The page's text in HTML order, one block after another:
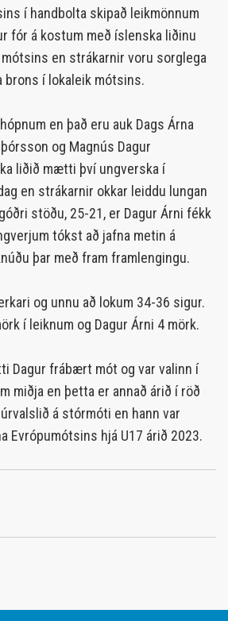
í handbolta skipað leikmönnum
fór á kostum með íslenska liðinu
en strákarnir voru sorglega
í lokaleik mótsins.
en það eru auk Dags Árna
og Magnús Dagur
liðið mætti því ungverska í
en strákarnir okkar leiddu lungan
stöðu, 25-21, er Dagur Árni fékk
tókst að jafna metin á
þar með fram framlengingu.
og unnu að lokum 34-36 sigur.
í leiknum og Dagur Árni 4 mörk.
Dagur frábært mót og var valinn í
miðja en þetta er annað árið í röð
á stórmóti en hann var
Evrópumótsins hjá U17 árið 2023.